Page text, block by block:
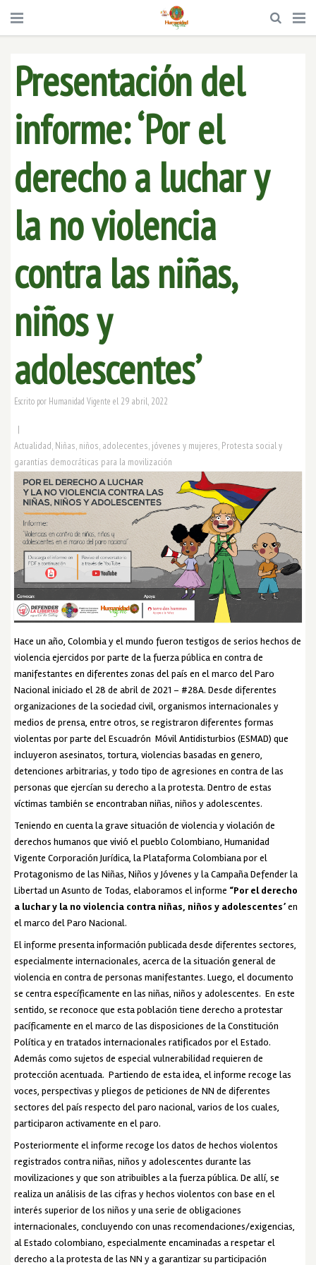
Presentación del
informe: ‘Por el
derecho a luchar y
la no violencia
contra las niñas,
niños y
adolescentes’
Escrito por Humanidad Vigente el 29 abril, 2022
|
Actualidad, Niñas, niños, adolecentes, jóvenes y mujeres, Protesta social y
garantías democráticas para la movilización
Hace un año, Colombia y el mundo fueron testigos de serios hechos de
violencia ejercidos por parte de la fuerza pública en contra de
manifestantes en diferentes zonas del país en el marco del Paro
Nacional iniciado el 28 de abril de 2021 – #28A. Desde diferentes
organizaciones de la sociedad civil, organismos internacionales y
medios de prensa, entre otros, se registraron diferentes formas
violentas por parte del Escuadrón Móvil Antidisturbios (ESMAD) que
incluyeron asesinatos, tortura, violencias basadas en genero,
detenciones arbitrarias, y todo tipo de agresiones en contra de las
personas que ejercían su derecho a la protesta. Dentro de estas
víctimas también se encontraban niñas, niños y adolescentes.
Teniendo en cuenta la grave situación de violencia y violación de
derechos humanos que vivió el pueblo Colombiano, Humanidad
Vigente Corporación Jurídica, la Plataforma Colombiana por el
Protagonismo de las Niñas, Niños y Jóvenes y la Campaña Defender la
Libertad un Asunto de Todas, elaboramos el informe “Por el derecho
a luchar y la no violencia contra niñas, niños y adolescentes’en
el marco del Paro Nacional.
El informe presenta información publicada desde diferentes sectores,
especialmente internacionales, acerca de la situación general de
violencia en contra de personas manifestantes. Luego, el documento
se centra específicamente en las niñas, niños y adolescentes. En este
sentido, se reconoce que esta población tiene derecho a protestar
pacíficamente en el marco de las disposiciones de la Constitución
Política y en tratados internacionales ratificados por el Estado.
Además como sujetos de especial vulnerabilidad requieren de
protección acentuada. Partiendo de esta idea, el informe recoge las
voces, perspectivas y pliegos de peticiones de NN de diferentes
sectores del país respecto del paro nacional, varios de los cuales,
participaron activamente en el paro.
Posteriormente el informe recoge los datos de hechos violentos
registrados contra niñas, niños y adolescentes durante las
movilizaciones y que son atribuibles a la fuerza pública. De allí, se
realiza un análisis de las cifras y hechos violentos con base en el
interés superior de los niños y una serie de obligaciones
internacionales, concluyendo con unas recomendaciones/exigencias,
al Estado colombiano, especialmente encaminadas a respetar el
derecho a la protesta de las NN y a garantizar su participación